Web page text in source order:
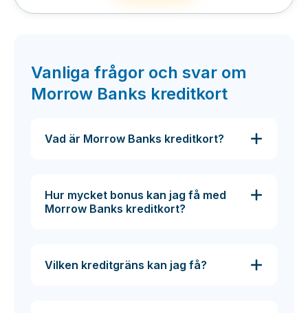
Vanliga frågor och svar om
Morrow Banks kreditkort
Vad är Morrow Banks kreditkort?
Hur mycket bonus kan jag få med
Morrow Banks kreditkort?
Vilken kreditgräns kan jag få?